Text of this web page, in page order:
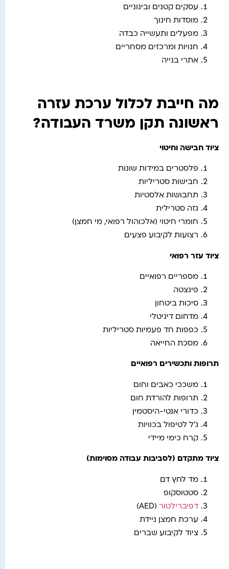
עסקים קטנים ובינוניים
מוסדות חינוך
מפעלים ותעשייה כבדה
חנויות ומרכזים מסחריים
אתרי בנייה
מה חייבת לכלול ערכת עזרה
ראשונה תקן משרד העבודה?
ציוד חבישה וחיטוי
פלסטרים במידות שונות
חבישות סטריליות
תחבושות אלסטיות
גזה סטרילית
חומרי חיטוי (אלכוהול רפואי, מי חמצן)
רצועות לקיבוע פצעים
ציוד עזר רפואי
מספריים רפואיים
פינצטה
סיכות ביטחון
מדחום דיגיטלי
כפפות חד פעמיות סטריליות
מסכת החייאה
תרופות ותכשירים רפואיים
משככי כאבים וחום
תרופות להורדת חום
כדורי אנטי-היסטמין
ג’ל לטיפול בכוויות
קרח כימי מיידי
ציוד מתקדם (לסביבות עבודה מסוימות)
מד לחץ דם
סטטוסקופ
דפיברילטור (AED)
ערכת חמצן ניידת
ציוד לקיבוע שברים